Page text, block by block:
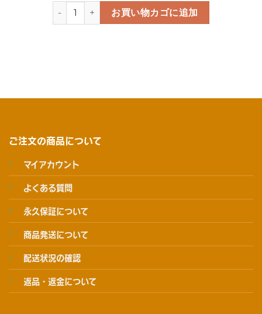
シカナンバーカード個
お買い物カゴに追加
ご注文の商品について
マイアカウント
よくある質問
永久保証について
商品発送について
配送状況の確認
返品・返金について